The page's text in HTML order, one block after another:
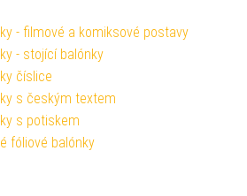
- filmové a komiksové postavy
- stojící balónky
číslice
s českým textem
s potiskem
fóliové balónky